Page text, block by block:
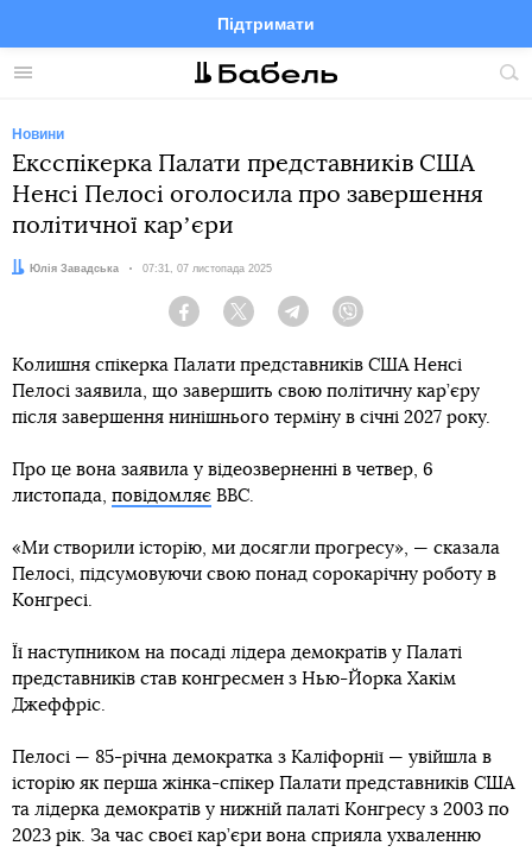
Меню
Підтримати
FacebookTelegramTwitter
Новини
Ексспікерка Палати представників США
Ненсі Пелосі оголосила про завершення
політичної карʼєри
Автор:Юлія Завадська Дата:
07:31, 07 листопада 2025
Facebook Twitter Telegram
Колишня спікерка Палати представників США Ненсі
Пелосі заявила, що завершить свою політичну кар’єру
після завершення нинішнього терміну в січні 2027 року.
Про це вона заявила у відеозверненні в четвер, 6
листопада, повідомляє BBC.
«Ми створили історію, ми досягли прогресу», — сказала
Пелосі, підсумовуючи свою понад сорокарічну роботу в
Конгресі.
Її наступником на посаді лідера демократів у Палаті
представників став конгресмен з Нью-Йорка Хакім
Джеффріс.
Пелосі — 85-річна демократка з Каліфорнії — увійшла в
історію як перша жінка-спікер Палати представників США
та лідерка демократів у нижній палаті Конгресу з 2003 по
2023 рік. За час своєї кар’єри вона сприяла ухваленню